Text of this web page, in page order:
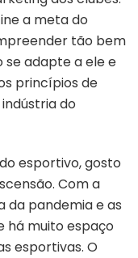
a meta do
tão bem
se adapte a ele e
princípios de
do
esportivo, gosto
Com a
da pandemia e as
há muito espaço
esportivas. O